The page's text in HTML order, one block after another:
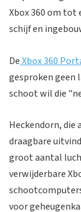
Xbox 360 om
schijf en
DeXbox 360
gesproken geen
schoot wil die
Heckendorn,
draagbare
groot aantal
verwijderbare
voor